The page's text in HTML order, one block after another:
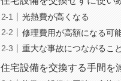
光熱費が高くなる
修理費用が高額になる可
重大な事故につながるこ
住宅設備を交換する手間を